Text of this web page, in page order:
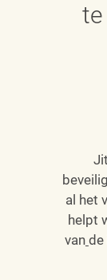
te
al het
helpt
van de